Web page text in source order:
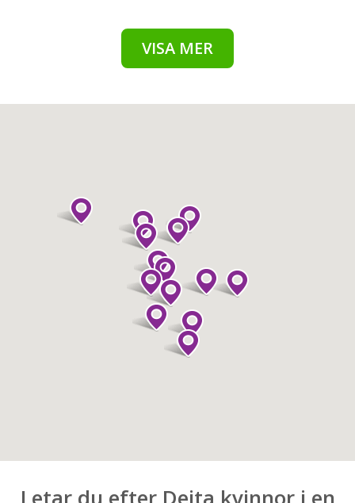
VISA MER
Letar du efter Dejta kvinnor i en